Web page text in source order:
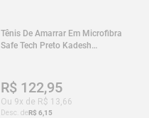
Tênis De Amarrar Em Microfibra
Safe Tech Preto Kadesh
R$ 122,95
Ou 9x de R$ 13,66
Desc. deR$ 6,15